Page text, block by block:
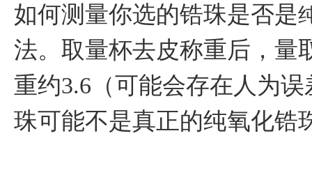
如何测量你选的锆珠是否是
法。取量杯去皮称重后，量
重约3.6（可能会存在人为
珠可能不是真正的纯氧化锆